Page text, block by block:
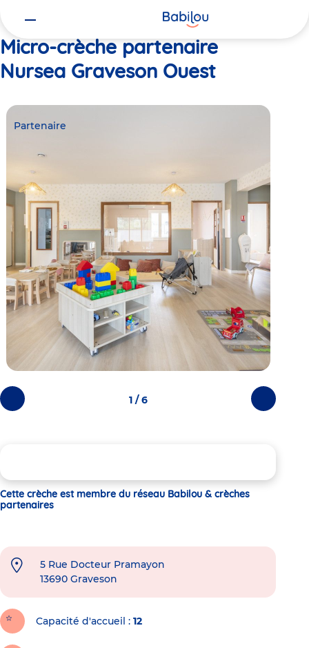
Micro-crèche partenaire
Nursea Graveson Ouest
Photos
précédentes
Photos
suivantes
Partenaire
1 / 6
Cette crèche est membre du réseau Babilou & crèches
partenaires
5 Rue Docteur Pramayon
13690 Graveson
Capacité d'accueil 12